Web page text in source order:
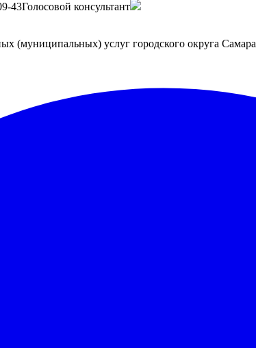
43Голосовой консультант
(муниципальных) услуг городского округа Самара